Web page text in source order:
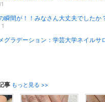
瞬間が！！みなさん大丈夫でしたか
1
グラデーション：学芸大学ネイルサ
事 もっと見る >>